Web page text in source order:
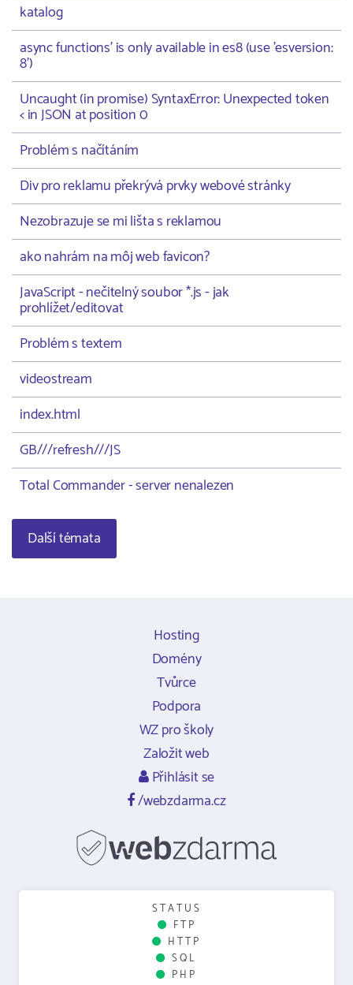
katalog
async functions' is only available in es8 (use 'esversion:
8')
Uncaught (in promise) SyntaxError: Unexpected token
< in JSON at position 0
Problém s načítáním
Div pro reklamu překrývá prvky webové stránky
Nezobrazuje se mi lišta s reklamou
ako nahrám na môj web favicon?
JavaScript - nečitelný soubor *.js - jak
prohlížet/editovat
Problém s textem
videostream
index.html
GB///refresh///JS
Total Commander - server nenalezen
Další témata
Hosting
Domény
Tvůrce
Podpora
WZ pro školy
Založit web
Přihlásit se
/webzdarma.cz
STATUS
FTP
HTTP
SQL
PHP